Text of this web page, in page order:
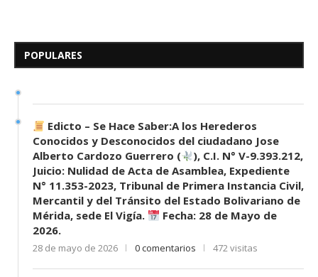
POPULARESDesconocidos del...
Edicto – Se Hace Saber:A los Herederos
Conocidos y Desconocidos del ciudadano Jose
Alberto Cardozo Guerrero (
), C.I. N° V-9.393.212,
Juicio: Nulidad de Acta de Asamblea, Expediente
N° 11.353-2023, Tribunal de Primera Instancia Civil,
Mercantil y del Tránsito del Estado Bolivariano de
Mérida, sede El Vigía.
Fecha: 28 de Mayo de
2026.
28 de mayo de 2026 0 comentarios 472 visitas